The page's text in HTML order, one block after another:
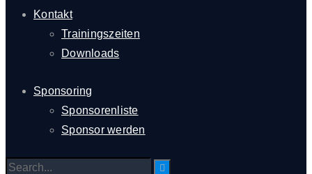
Kontakt
Trainingszeiten
Downloads
Sponsoring
Sponsorenliste
Sponsor werden